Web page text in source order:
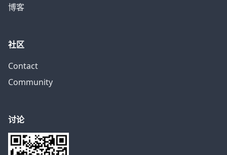
博客
社区
Contact
Community
讨论